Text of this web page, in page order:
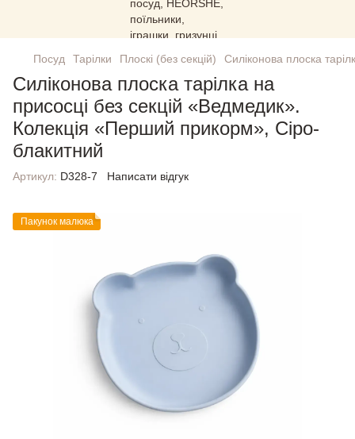
Посуд Тарілки Плоскі (без секцій) Силіконова плоска
Силіконова плоска тарілка на
присосці без секцій «Ведмедик».
Колекція «Перший прикорм», Сіро-
блакитний
Артикул: D328-7 Написати відгук
Пакунок малюка